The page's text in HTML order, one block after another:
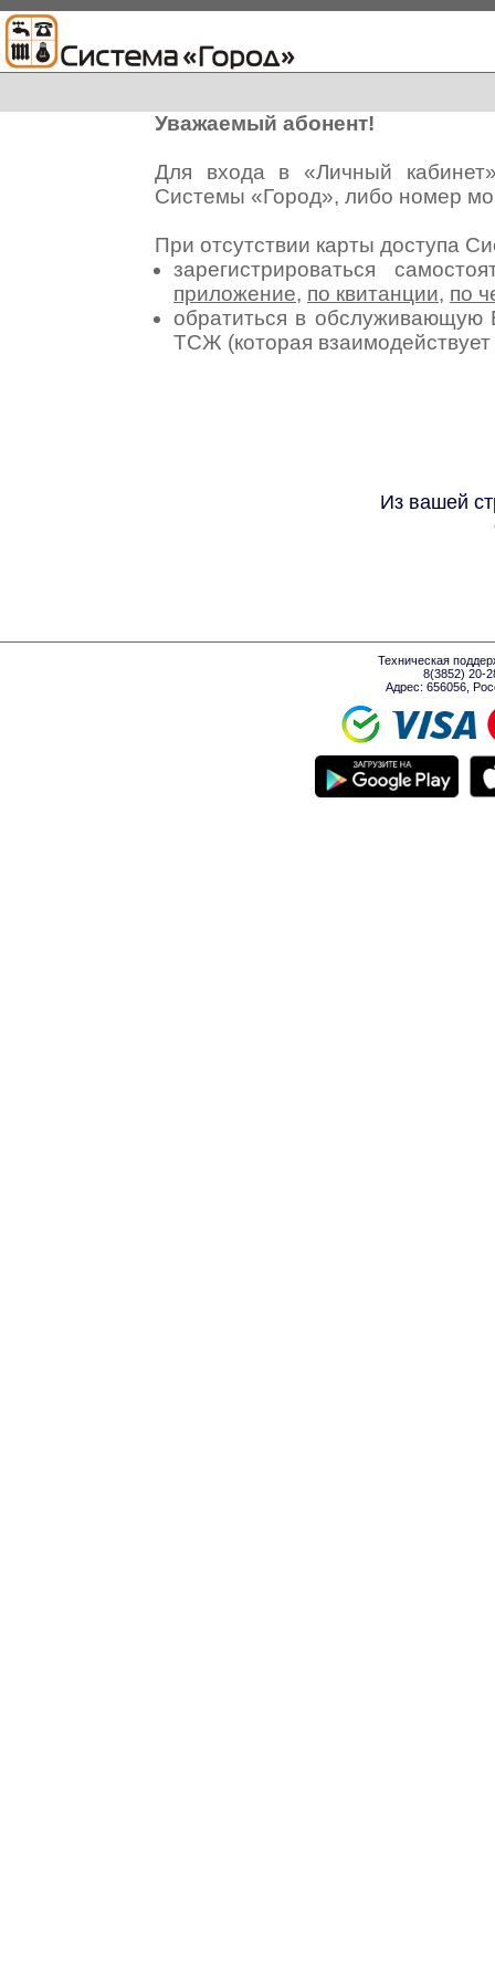
Уважаемый абонент!
Для входа в «Личный
Системы «Город», либо номер
При отсутствии карты доступа
зарегистрироваться
приложение, по квитанции, по
обратиться в
ТСЖ (которая
Из вашей
Техническая
8(3852) 20-
Адрес: 656056,